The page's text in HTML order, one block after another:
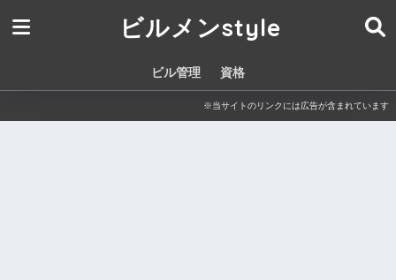
ビルメンstyle
ビル管理 資格
※当サイトのリンクには広告が含まれています